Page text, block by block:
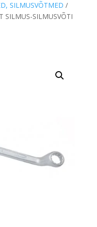
SILMUSVÕTMED /
SILMUS-SILMUSVÕTI